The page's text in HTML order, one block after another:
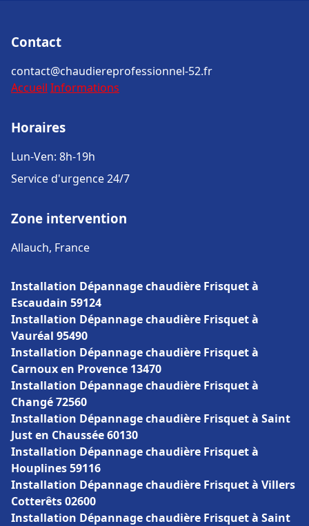
Contact
contact@chaudiereprofessionnel-52.fr
Accueil Informations
Horaires
Lun-Ven: 8h-19h
Service d'urgence 24/7
Zone intervention
Allauch, France
Installation Dépannage chaudière Frisquet à
Escaudain 59124
Installation Dépannage chaudière Frisquet à
Vauréal 95490
Installation Dépannage chaudière Frisquet à
Carnoux en Provence 13470
Installation Dépannage chaudière Frisquet à
Changé 72560
Installation Dépannage chaudière Frisquet à Saint
Just en Chaussée 60130
Installation Dépannage chaudière Frisquet à
Houplines 59116
Installation Dépannage chaudière Frisquet à Villers
Cotterêts 02600
Installation Dépannage chaudière Frisquet à Saint